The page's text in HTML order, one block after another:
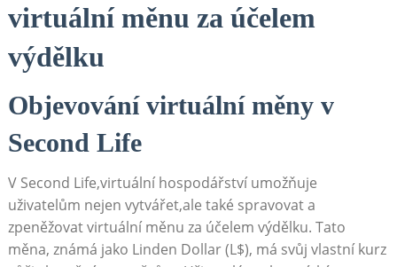
virtuální měnu za účelem
výdělku
Objevování virtuální měny v
Second Life
V Second Life,virtuální hospodářství umožňuje
uživatelům nejen vytvářet,ale také spravovat a
zpeněžovat virtuální měnu za účelem výdělku. Tato
měna, známá jako Linden Dollar (L$), má svůj vlastní kurz